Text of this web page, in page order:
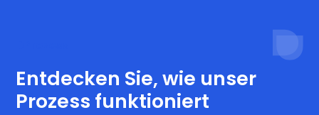
Entdecken Sie, wie unser
Prozess funktioniert